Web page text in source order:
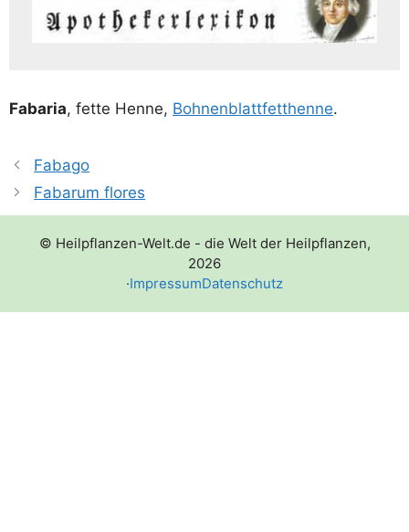
Faba­ria, fet­te Hen­ne, Boh­nen­blatt­fett­hen­ne.
Fabago
Fabarum flores
© Heilpflanzen-Welt.de - die Welt der Heilpflanzen,
2026
·ImpressumDatenschutz